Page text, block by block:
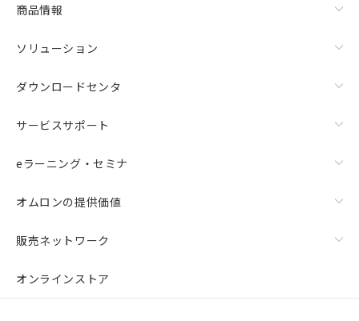
商品情報
ソリューション
ダウンロードセンタ
サービスサポート
eラーニング・セミナ
オムロンの提供価値
販売ネットワーク
オンラインストア